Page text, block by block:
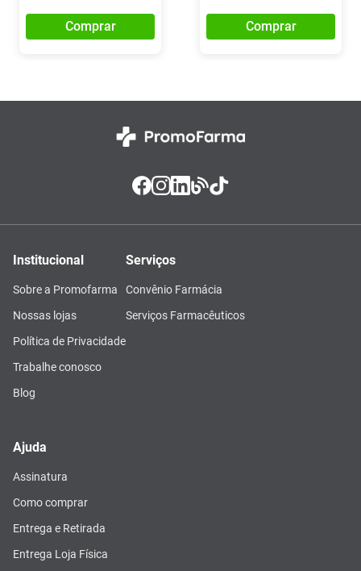
Comprar Comprar
Institucional
Sobre a Promofarma
Nossas lojas
Política de Privacidade
Trabalhe conosco
Blog
Serviços
Convênio Farmácia
Serviços Farmacêuticos
Ajuda
Assinatura
Como comprar
Entrega e Retirada
Entrega Loja Física